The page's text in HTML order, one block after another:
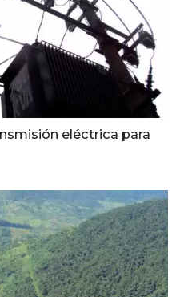
eléctrica para